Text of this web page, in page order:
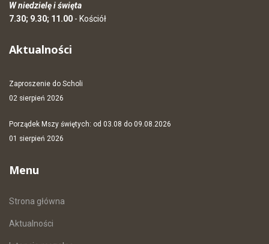
W niedzielę i święta
7.30; 9.30; 11.00 - Kościół
Aktualności
Zaproszenie do Scholi
02 sierpień 2026
Porządek Mszy świętych: od 03.08 do 09.08.2026
01 sierpień 2026
Menu
Strona główna
Aktualności